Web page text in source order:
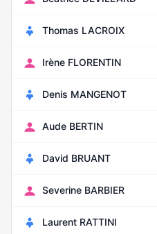
Thomas LACROIX
Irène FLORENTIN
Denis MANGENOT
Aude BERTIN
David BRUANT
Severine BARBIER
Laurent RATTINI